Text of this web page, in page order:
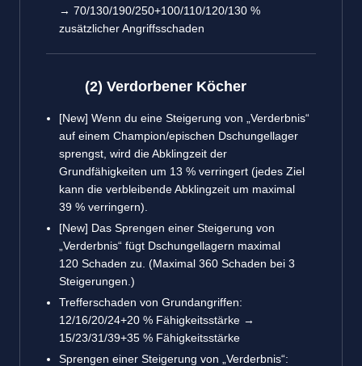
→ 70/130/190/250+100/110/120/130 %
zusätzlicher Angriffsschaden
(2) Verdorbener Köcher
[New] Wenn du eine Steigerung von „Verderbnis“
auf einem Champion/epischen Dschungellager
sprengst, wird die Abklingzeit der
Grundfähigkeiten um 13 % verringert (jedes Ziel
kann die verbleibende Abklingzeit um maximal
39 % verringern).
[New] Das Sprengen einer Steigerung von
„Verderbnis“ fügt Dschungellagern maximal
120 Schaden zu. (Maximal 360 Schaden bei 3
Steigerungen.)
Trefferschaden von Grundangriffen:
12/16/20/24+20 % Fähigkeitsstärke →
15/23/31/39+35 % Fähigkeitsstärke
Sprengen einer Steigerung von „Verderbnis“: